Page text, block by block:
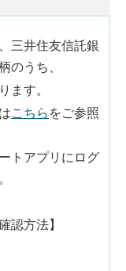
三井住友信託銀
うち、
ます。
こちらをご参照
トアプリにログ
認方法】